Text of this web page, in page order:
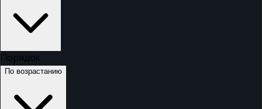
Порядок
По возрастанию